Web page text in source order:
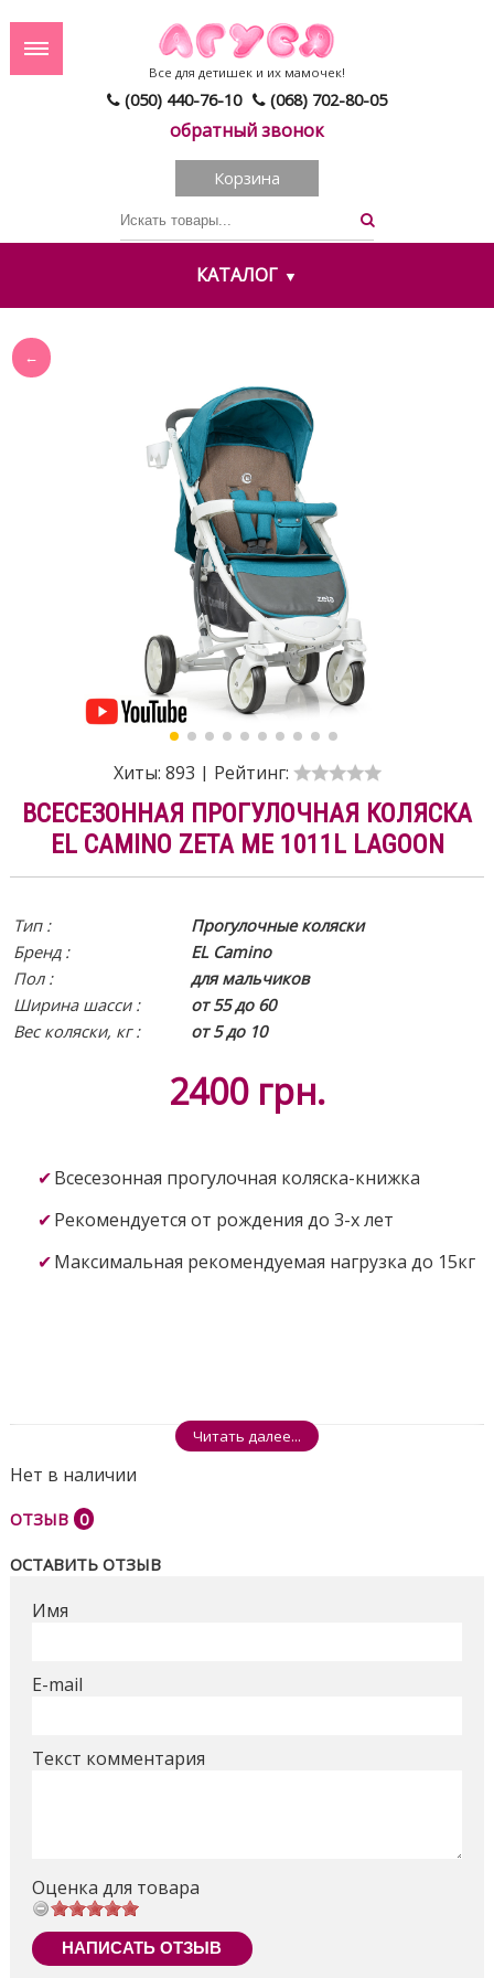
(050) 440-76-10 (068) 702-80-05
обратный звонок
Все для детишек и их мамочек!
Корзина
КАТАЛОГ
Хиты: 893 | Рейтинг:
ВСЕСЕЗОННАЯ ПРОГУЛОЧНАЯ КОЛЯСКА
EL CAMINO ZETA ME 1011L LAGOON
Тип :
Прогулочные коляски
Бренд :
EL Camino
Пол :
для мальчиков
Ширина шасси :
от 55 до 60
Вес коляски, кг :
от 5 до 10
2400 грн.
Всесезонная прогулочная коляска-книжка
Рекомендуется от рождения до 3-х лет
Максимальная рекомендуемая нагрузка до 15кг
ширина 60см, высота 105см
Габаритный размер коляски в сложенном виде:
Вес коляски 9,43кг
Читать далее...
Нет в наличии
ОТЗЫВ 0
ОСТАВИТЬ ОТЗЫВ
Имя
E-mail
Текст комментария
Оценка для товара
НАПИСАТЬ ОТЗЫВ